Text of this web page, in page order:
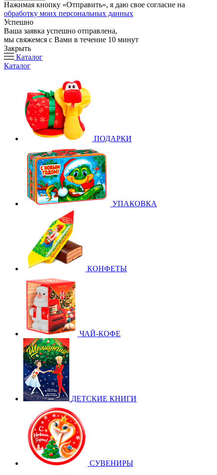
Нажимая кнопку «Отправить», я даю свое согласие на
обработку моих персональных данных
Успешно
Ваша заявка успешно отправлена,
мы свяжемся с Вами в течение 10 минут
Закрыть
Каталог
Каталог
ПОДАРКИ
УПАКОВКА
КОНФЕТЫ
ЧАЙ-КОФЕ
ДЕТСКИЕ КНИГИ
СУВЕНИРЫ